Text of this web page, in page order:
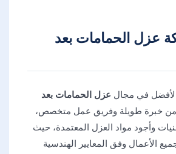
عزل الحمامات بعد
الأفضل في مجال عزل الحمامات بعد
من خبرة طويلة وفريق عمل متخصص،
وأجود مواد العزل المعتمدة، حيث
الأعمال وفق المعايير الهندسية